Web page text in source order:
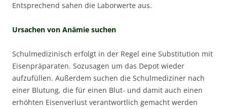
Entsprechend sahen die Laborwerte aus.
Ursachen von Anämie suchen
Schulmedizinisch erfolgt in der Regel eine Substitution mit
Eisenpräparaten. Sozusagen um das Depot wieder
aufzufüllen. Außerdem suchen die Schulmediziner nach
einer Blutung, die für einen Blut- und damit auch einen
erhöhten Eisenverlust verantwortlich gemacht werden